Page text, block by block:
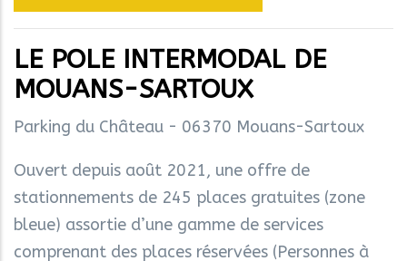
LE POLE INTERMODAL DE
MOUANS-SARTOUX
Parking du Château - 06370 Mouans-Sartoux
Ouvert depuis août 2021, une offre de
stationnements de 245 places gratuites (zone
bleue) assortie d’une gamme de services
comprenant des places réservées (Personnes à